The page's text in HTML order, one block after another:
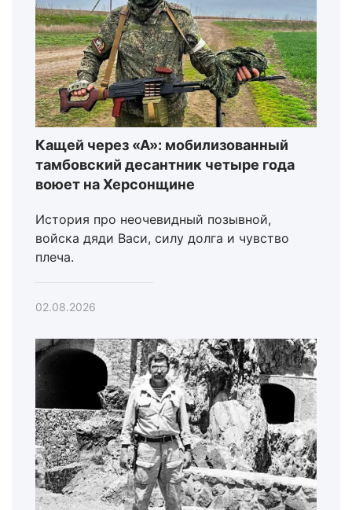
Кащей через «А»: мобилизованный
тамбовский десантник четыре года
воюет на Херсонщине
История про неочевидный позывной,
войска дяди Васи, силу долга и чувство
плеча.
02.08.2026